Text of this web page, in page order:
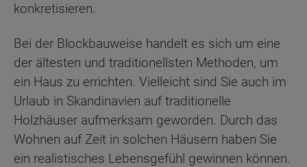
konkretisieren.
Bei der Blockbauweise handelt es sich um eine
der ältesten und traditionellsten Methoden, um
ein Haus zu errichten. Vielleicht sind Sie auch im
Urlaub in Skandinavien auf traditionelle
Holzhäuser aufmerksam geworden. Durch das
Wohnen auf Zeit in solchen Häusern haben Sie
ein realistisches Lebensgefühl gewinnen können.